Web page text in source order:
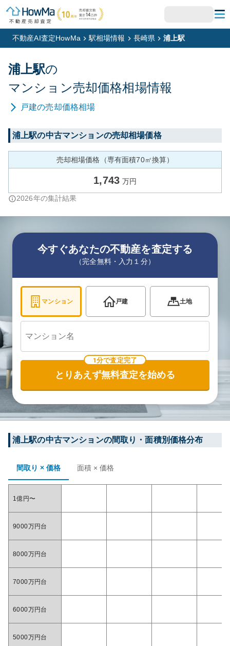
不動産AI査定HowMa 駅相場情報 長崎県 浦上駅
浦上駅の
マンション売却価格相場情報
戸建の売却価格相場
浦上駅の中古マンションの売却相場価格
売却相場価格（専有面積70㎡換算）
1,743 万円
2026年の集計結果
今すぐあなたの不動産を査定する
（完全無料・入力１分）
マンション 戸建 土地
1分で査定完了
とりあえず無料査定を始める
浦上駅の中古マンションの間取り・面積別価格分布
間取り × 価格 面積 × 価格
1億円〜
9000万円台
8000万円台
7000万円台
6000万円台
5000万円台